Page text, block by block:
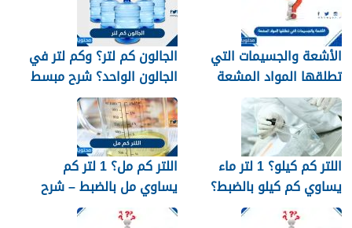
الأشعة والجسيمات التي
تطلقها المواد المشعة
الجالون كم لتر؟ وكم لتر في
الجالون الواحد؟ شرح مبسط
اللتر كم كيلو؟ 1 لتر ماء
يساوي كم كيلو بالضبط؟
اللتر كم مل؟ 1 لتر كم
يساوي مل بالضبط – شرح
مبسّط وواضح